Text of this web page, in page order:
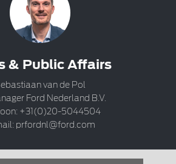
& Public Affairs
van de Pol
Ford Nederland B.V.
+31(0)20-5044504
prfordnl@ford.com